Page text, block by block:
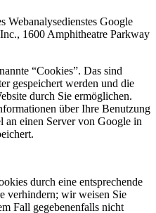
Webanalysedienstes Google
1600 Amphitheatre Parkway
“Cookies”. Das sind
gespeichert werden und die
durch Sie ermöglichen.
über Ihre Benutzung
an einen Server von Google in
durch eine entsprechende
verhindern; wir weisen Sie
Fall gegebenenfalls nicht